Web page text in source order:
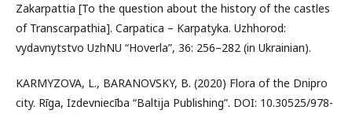
Zakarpattia [To the question about the history of the castles
of Transcarpathia]. Carpatica – Karpatyka. Uzhhorod:
vydavnytstvo UzhNU “Hoverla”, 36: 256–282 (in Ukrainian).
KARMYZOVA, L., BARANOVSKY, B. (2020) Flora of the Dnipro
city. Rīga, Izdevniecība “Baltija Publishing”. DOI: 10.30525/978-